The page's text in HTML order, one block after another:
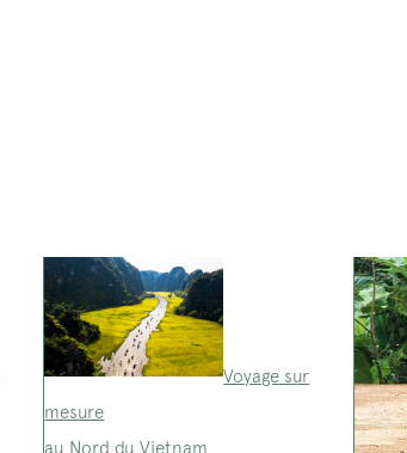
Voyage sur
mesure
au Nord du Vietnam